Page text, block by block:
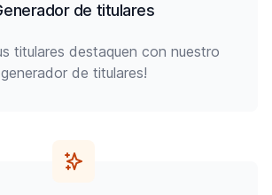
de titulares
titulares destaquen con nuestro
generador de titulares!